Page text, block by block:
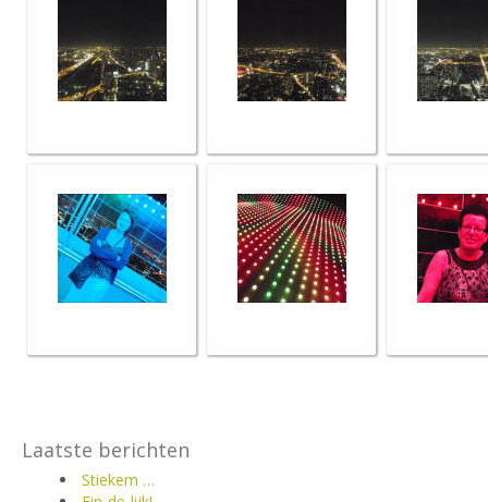
Laatste berichten
Stiekem …